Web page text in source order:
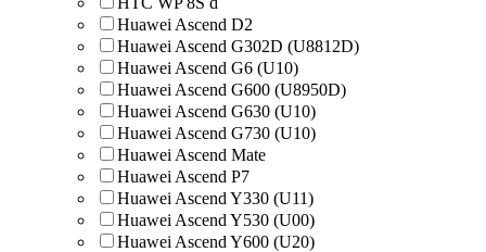
Huawei Ascend D2
Huawei Ascend G302D (U8812D)
Huawei Ascend G6 (U10)
Huawei Ascend G600 (U8950D)
Huawei Ascend G630 (U10)
Huawei Ascend G730 (U10)
Huawei Ascend Mate
Huawei Ascend P7
Huawei Ascend Y330 (U11)
Huawei Ascend Y530 (U00)
Huawei Ascend Y600 (U20)